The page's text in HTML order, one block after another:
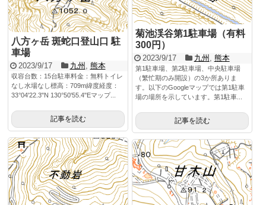
菊池渓谷第1駐車場（有料
300円）
2023/9/17 九州 熊本
第1駐車場、第2駐車場、中央駐車場
（繁忙期のみ開設）の3か所ありま
す。以下のGoogleマップでは第1駐車
場の場所を示しています。第1駐車...
記事を読む
八方ヶ岳 斑蛇口登山口 駐
車場
2023/9/17 九州 , 熊本
収容台数：15台駐車料金：無料トイレ
なし水場なし標高：709m緯度経度：
33°04'22.3"N 130°50'55.4"Eマップ...
記事を読む